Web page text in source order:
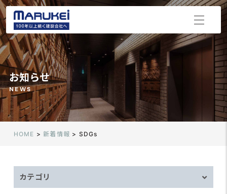
お知らせ
NEWS
HOME >新着情報 > SDGs
カテゴリ